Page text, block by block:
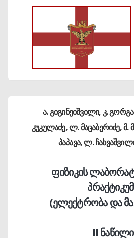
ა. გიგინეიშვილი, კ.
კუკულაძე, ლ. მაცაბერიძე, მ.
პაპავა, ლ.
ფიზიკის
(ელექტრობა და
II ნაწილი